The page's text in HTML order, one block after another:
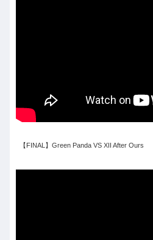
【FINAL】Green Panda VS XII After Ours